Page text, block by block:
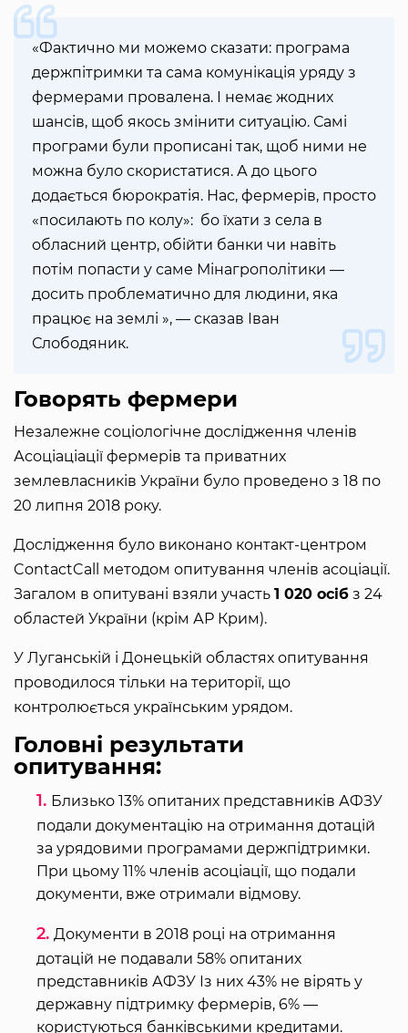
«Фактично ми можемо сказати: програма
держпітримки та сама комунікація уряду з
фермерами провалена. І немає жодних
шансів, щоб якось змінити ситуацію. Самі
програми були прописані так, щоб ними не
можна було скористатися. А до цього
додається бюрократія. Нас, фермерів, просто
«посилають по колу»: бо їхати з села в
обласний центр, обійти банки чи навіть
потім попасти у саме Мінагрополітики —
досить проблематично для людини, яка
працює на землі », — сказав Іван
Слободяник.
Говорять фермери
Незалежне соціологічне дослідження членів
Асоціаціації фермерів та приватних
землевласників України було проведено з 18 по
20 липня 2018 року.
Дослідження було виконано контакт-центром
ContactCall методом опитування членів асоціації.
Загалом в опитувані взяли участь 1 020 осіб з 24
областей України (крім АР Крим).
У Луганській і Донецькій областях опитування
проводилося тільки на території, що
контролюється українським урядом.
Головні результати
опитування:
Близько 13% опитаних представників АФЗУ
подали документацію на отримання дотацій
за урядовими програмами держпідтримки.
При цьому 11% членів асоціації, що подали
документи, вже отримали відмову.
Документи в 2018 році на отримання
дотацій не подавали 58% опитаних
представників АФЗУ Із них 43% не вірять у
державну підтримку фермерів, 6% —
користуються банківськими кредитами.